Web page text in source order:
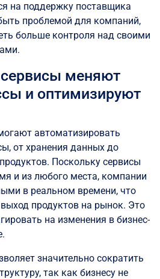
на поддержку поставщика
проблемой для компаний,
больше контроля над своими
меняют
и оптимизируют
автоматизировать
от хранения данных до
Поскольку сервисы
и из любого места, компании
в реальном времени, что
продуктов на рынок. Это
на изменения в бизнес-
значительно сократить
так как бизнесу не